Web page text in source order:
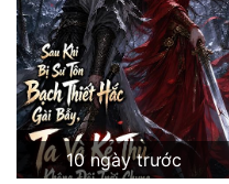
10 ngày trước